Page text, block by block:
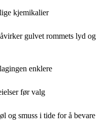
kjemikalier
gulvet rommets lyd og
enklere
før valg
og smuss i tide for å bevare